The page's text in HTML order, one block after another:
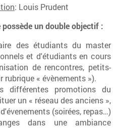
: Louis Prudent
un double objectif :
des étudiants du master
et d'étudiants en cours
de rencontres, petits-
rubrique « évènements »).
différentes promotions du
un « réseau des anciens »,
(soirées, repas…)
dans une ambiance